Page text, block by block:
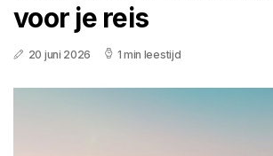
voor je reis
20 juni 2026 1 min leestijd